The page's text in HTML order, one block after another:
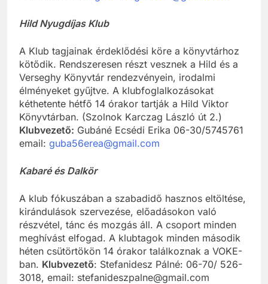
Hild Nyugdíjas Klub
A Klub tagjainak érdeklődési köre a könyvtárhoz
kötődik. Rendszeresen részt vesznek a Hild és a
Verseghy Könyvtár rendezvényein, irodalmi
élményeket gyűjtve. A klubfoglalkozásokat
kéthetente hétfő 14 órakor tartják a Hild Viktor
Könyvtárban. (Szolnok Karczag László út 2.)
Klubvezető: Gubáné Ecsédi Erika 06-30/5745761
email: guba56erea@gmail.com
Kabaré és Dalkör
A klub fókuszában a szabadidő hasznos eltöltése,
kirándulások szervezése, előadásokon való
részvétel, tánc és mozgás áll. A csoport minden
meghívást elfogad. A klubtagok minden második
héten csütörtökön 14 órakor találkoznak a VOKE-
ban. Klubvezető: Stefanidesz Pálné: 06-70/ 526-
3018, email: stefanideszpalne@gmail.com